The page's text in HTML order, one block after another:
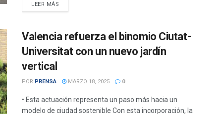
LEER MÁS
Valencia refuerza el binomio Ciutat-
Universitat con un nuevo jardín
vertical
POR PRENSA MARZO 18, 2025 0
• Esta actuación representa un paso más hacia un
modelo de ciudad sostenible Con esta incorporación, la